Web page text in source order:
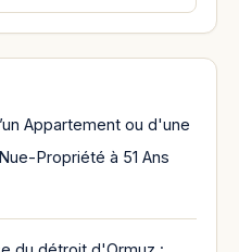
Appartement ou d'une
Propriété à 51 Ans